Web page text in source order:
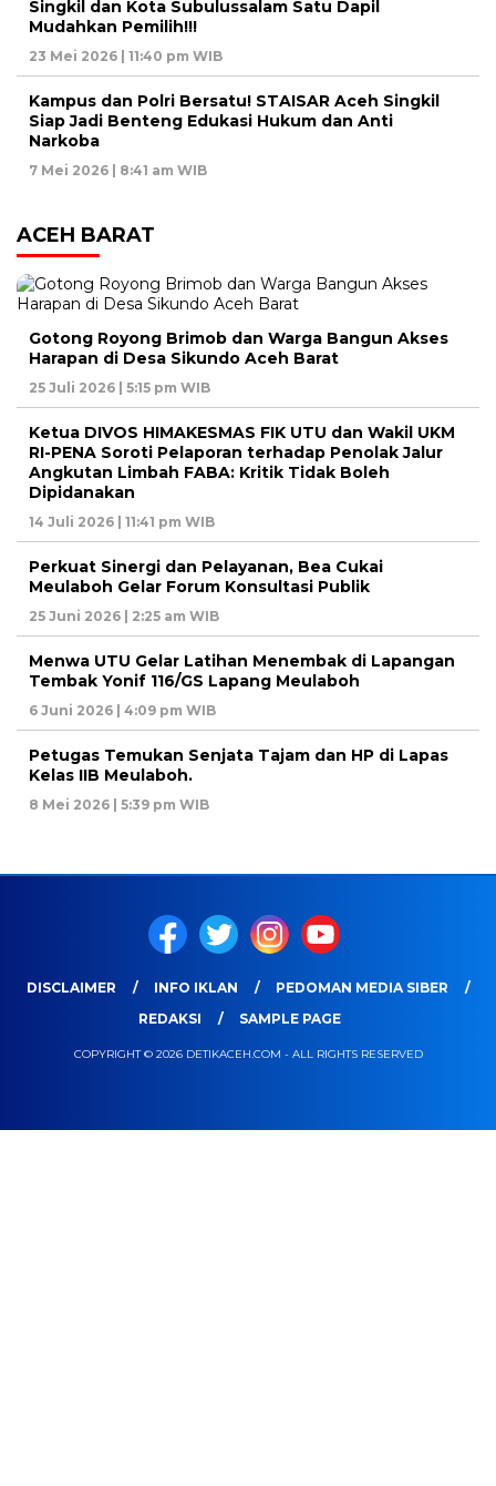
Singkil dan Kota Subulussalam Satu Dapil
Mudahkan Pemilih!!!
23 Mei 2026 | 11:40 pm WIB
Kampus dan Polri Bersatu! STAISAR Aceh Singkil
Siap Jadi Benteng Edukasi Hukum dan Anti
Narkoba
7 Mei 2026 | 8:41 am WIB
ACEH BARAT
Gotong Royong Brimob dan Warga Bangun Akses
Harapan di Desa Sikundo Aceh Barat
25 Juli 2026 | 5:15 pm WIB
Ketua DIVOS HIMAKESMAS FIK UTU dan Wakil UKM
RI-PENA Soroti Pelaporan terhadap Penolak Jalur
Angkutan Limbah FABA: Kritik Tidak Boleh
Dipidanakan
14 Juli 2026 | 11:41 pm WIB
Perkuat Sinergi dan Pelayanan, Bea Cukai
Meulaboh Gelar Forum Konsultasi Publik
25 Juni 2026 | 2:25 am WIB
Menwa UTU Gelar Latihan Menembak di Lapangan
Tembak Yonif 116/GS Lapang Meulaboh
6 Juni 2026 | 4:09 pm WIB
Petugas Temukan Senjata Tajam dan HP di Lapas
Kelas IIB Meulaboh.
8 Mei 2026 | 5:39 pm WIB
DISCLAIMER INFO IKLAN
PEDOMAN MEDIA SIBER
REDAKSI
SAMPLE PAGE
COPYRIGHT © 2026 DETIKACEH.COM - ALL RIGHTS RESERVED